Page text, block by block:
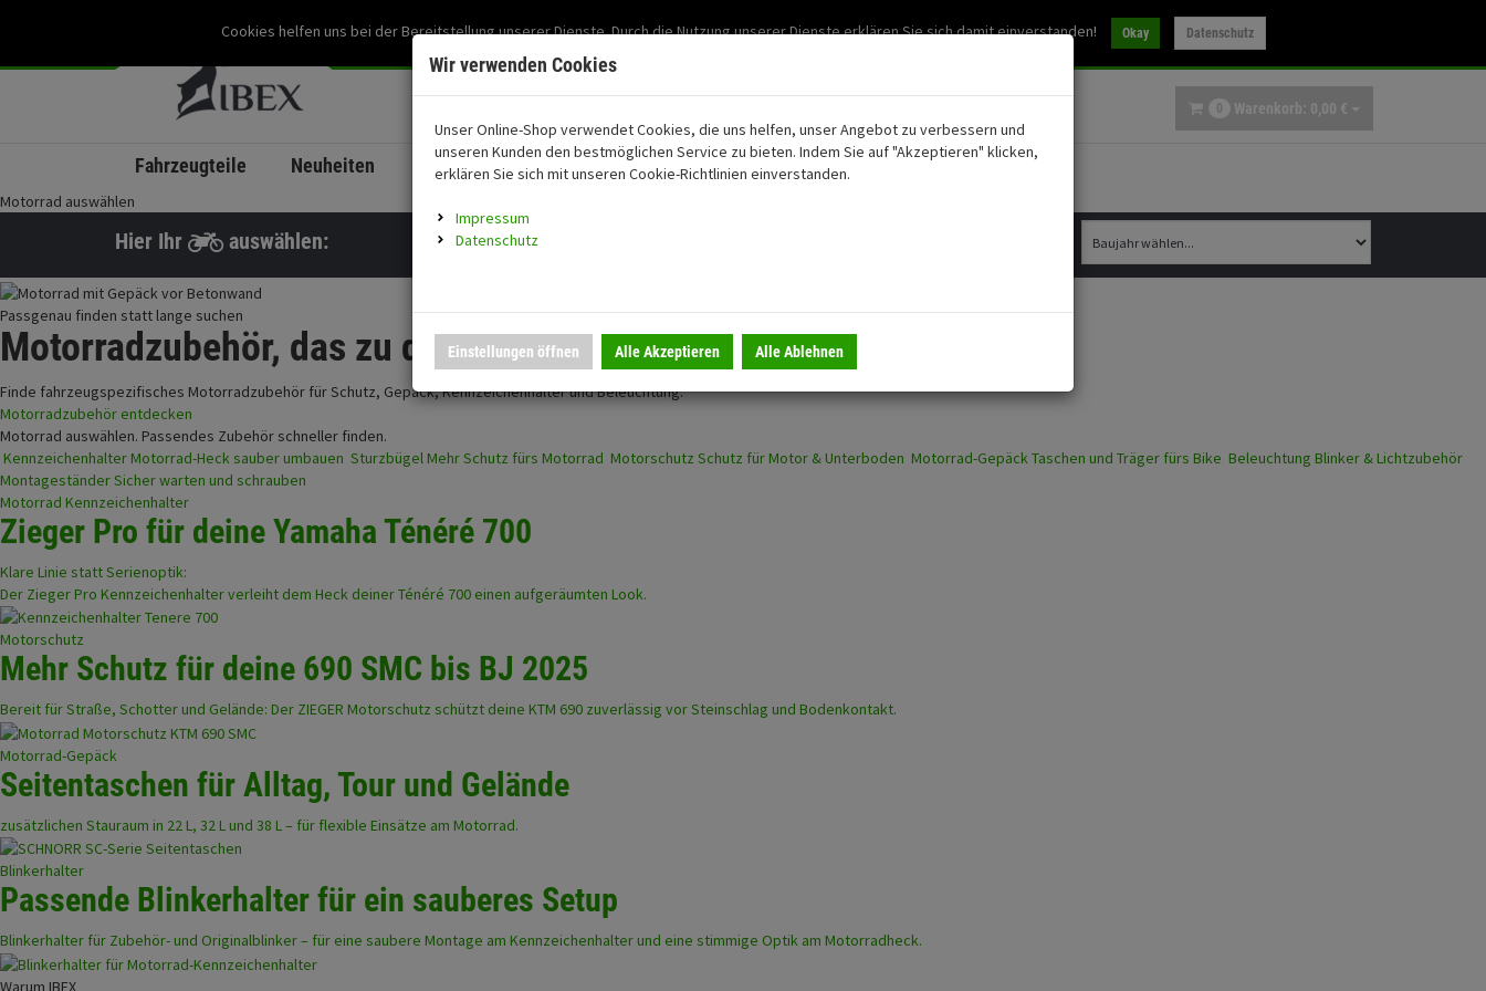
Cookies helfen uns bei der Bereitstellung unserer Dienste. Durch die Nutzung unserer Dienste erklären Sie sich damit einverstanden! Okay Datenschutz
Mein Konto Support: 03501-5719730 info@ibex-parts.de
Warenkorb: 0, 00 €
Fahrzeugteile Neuheiten coming soon
Motorrad auswählen
Hier Ihr auswählen:
Passgenau finden statt lange suchen
Motorradzubehör, das zu deinem Bikepasst
Finde fahrzeugspezifisches Motorradzubehör für Schutz, Gepäck, Kennzeichenhalter und Beleuchtung.
Motorradzubehör entdecken
Motorrad auswählen. Passendes Zubehör schneller finden.
KennzeichenhalterMotorrad-Heck sauber umbauen Sturzbügel Mehr Schutz fürs Motorrad Motorschutz Schutz für Motor & Unterboden Motorrad-Gepäck Taschen und Träger fürs Bike Beleuchtung Blinker & Lichtzubehör
MontageständerSicher warten und schrauben
Motorrad Kennzeichenhalter
Zieger Pro für deine Yamaha Ténéré 700
Klare Linie statt Serienoptik:
Der Zieger Pro Kennzeichenhalter verleiht dem Heck deiner Ténéré 700 einen aufgeräumten Look.
Motorschutz
Mehr Schutz für deine 690 SMC bis BJ 2025
Bereit für Straße, Schotter und Gelände: Der ZIEGER Motorschutz schützt deine KTM 690 zuverlässig vor Steinschlag und Bodenkontakt.
Motorrad-Gepäck
Seitentaschen für Alltag, Tour und Gelände
zusätzlichen Stauraum in 22 L, 32 L und 38 L – für flexible Einsätze am Motorrad.
Blinkerhalter
Passende Blinkerhalter für ein sauberes Setup
Blinkerhalter für Zubehör- und Originalblinker – für eine saubere Montage am Kennzeichenhalter und eine stimmige Optik am Motorradheck.
Warum IBEX
Wir verwenden Cookies
Unser Online-Shop verwendet Cookies, die uns helfen, unser Angebot zu verbessern und
unseren Kunden den bestmöglichen Service zu bieten. Indem Sie auf "Akzeptieren" klicken,
erklären Sie sich mit unseren Cookie-Richtlinien einverstanden.
Impressum
Datenschutz
Einstellungen öffnen Alle Akzeptieren Alle Ablehnen